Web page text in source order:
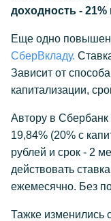
доходность -
Еще одно
СберВкладу.
Зависит от
капитализации,
Автору в Сбербанк
19,84% (20% с
рублей и срок - 2
действовать
ежемесячно. Без
Тажке изменились